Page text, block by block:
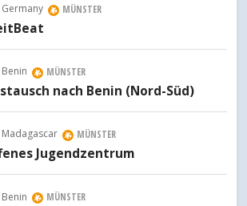
Germany MÜNSTER
Benin MÜNSTER
nach Benin (Nord-Süd)
Madagascar MÜNSTER
Jugendzentrum
Benin MÜNSTER